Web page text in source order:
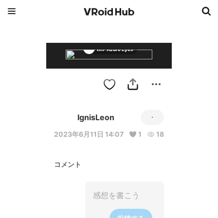
WIP Azure Eyes
IgnisLeon
2023年6月11日 14:07 1 18
コメント